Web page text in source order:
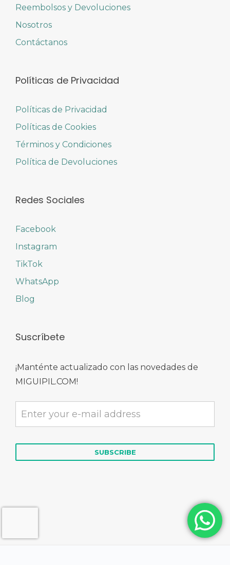
Reembolsos y Devoluciones
Nosotros
Contáctanos
Políticas de Privacidad
Políticas de Privacidad
Políticas de Cookies
Términos y Condiciones
Política de Devoluciones
Redes Sociales
Facebook
Instagram
TikTok
WhatsApp
Blog
Suscríbete
¡Manténte actualizado con las novedades de
MIGUIPIL.COM!